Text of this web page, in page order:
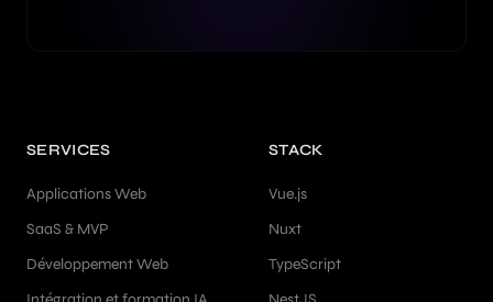
SERVICES
Applications Web
SaaS & MVP
Développement Web
STACK
Vue.js
Nuxt
TypeScript